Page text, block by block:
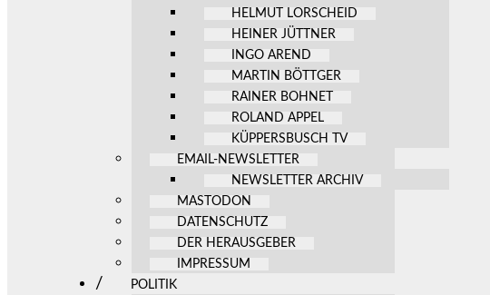
HELMUT LORSCHEID
HEINER JÜTTNER
INGO AREND
MARTIN BÖTTGER
RAINER BOHNET
ROLAND APPEL
KÜPPERSBUSCH TV
EMAIL-NEWSLETTER
NEWSLETTER ARCHIV
MASTODON
DATENSCHUTZ
DER HERAUSGEBER
IMPRESSUM
POLITIK